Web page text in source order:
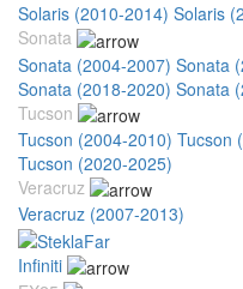
Solaris (2010-2014) Solaris
Sonata
Sonata (2004-2007) Sonata
Sonata (2018-2020) Sonata
Tucson
Tucson (2004-2010) Tucson
Tucson (2020-2025)
Veracruz
Veracruz (2007-2013)
Infiniti